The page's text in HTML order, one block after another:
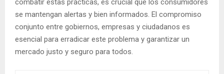
combatir estas prácticas, es crucial que los consumidores
se mantengan alertas y bien informados. El compromiso
conjunto entre gobiernos, empresas y ciudadanos es
esencial para erradicar este problema y garantizar un
mercado justo y seguro para todos.